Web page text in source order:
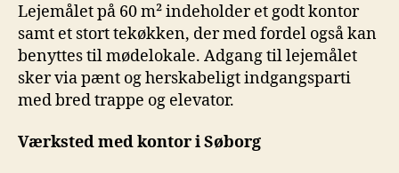
Lejemålet på 60 m² indeholder et godt kontor
samt et stort tekøkken, der med fordel også kan
benyttes til mødelokale. Adgang til lejemålet
sker via pænt og herskabeligt indgangsparti
med bred trappe og elevator.
Værksted med kontor i Søborg